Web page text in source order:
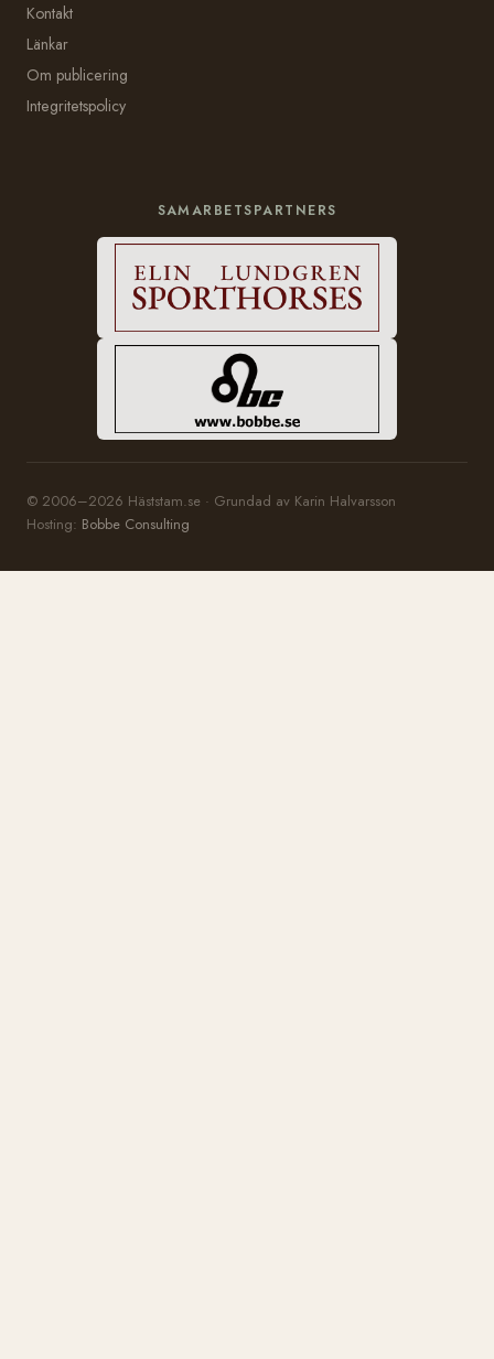
Kontakt
Länkar
Om publicering
Integritetspolicy
SAMARBETSPARTNERS
© 2006–2026 Häststam.se · Grundad av Karin Halvarsson
Hosting: Bobbe Consulting